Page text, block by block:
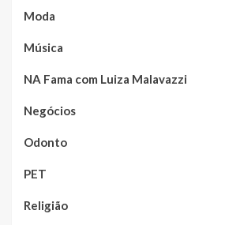
Moda
Música
NA Fama com Luiza Malavazzi
Negócios
Odonto
PET
Religião